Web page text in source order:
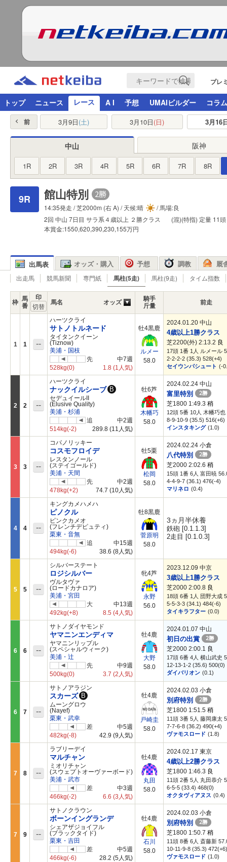
プレ
トップ ニュース レース A I 予想 UMAIビルダー コラム
前 3月9日(土) 3月10日(日) 3月16
中山 阪神
1R 2R 3R 4R 5R 6R 7R 8R
9R 館山特別
14:35発走 /芝2000m (右 A) / 天候:晴
/ 馬場:良
2回 中山 7日目 サラ系４歳以上 ２勝クラス (混)(特指) 定量 11頭
本賞金:1550,620,390,230,155万円
出馬表 オッズ・購入 予想 調教 厩
出走馬 競馬新聞 専門紙 馬柱(5走) 馬柱(9走) タイム指数
枠 馬
番
印
馬名 オッズ
騎手
斤量
前走
1 1 --
ハーツクライ
サトノトルネード
タイタンクイーン
(Tiznow)
美浦・国枝
先
中7週
528kg(0) 1.8 (1人気)
牡4黒鹿
ルメー
58.0
2024.01.20 中山
4歳以上1勝クラス
芝2200(外) 2:13.2 良
17頭 1番 1人 ルメール
2-2-2-2 (35.3) 528(+4)
セイウンパシュート (-
2 2 --
ハーツクライ
ナックイルシーブ B
セデュイールII
(Elusive Quality)
美浦・杉浦
追
中2週
514kg(-2) 289.8 (11人気)
牡6芦
木幡巧
58.0
2024.02.24 中山
富里特別 2勝
芝1800 1:49.3 稍
12頭 5番 10人 木幡巧也
8-9-10-9 (35.5) 516(+6)
インスタキング (1.0)
3 3 --
コパノリッキー
コスモフロイデ
レスタンノール
(ステイゴールド)
美浦・天間
先
中2週
478kg(+2) 74.7 (10人気)
牡5栗
松岡
58.0
2024.02.24 小倉
八代特別 2勝
芝2000 2:02.6 稍
15頭 1番 6人 富田暁
4-4-9-7 (36.1) 476(-4)
マリネロ (0.4)
4 4 --
キングカメハメハ
ピノクル
ピンクカメオ
(フレンチデピュティ)
栗東・音無
追
中15週
494kg(-6) 38.6 (8人気)
牡8黒鹿
菅原明
58.0
3ヵ月半休養
鉄砲 [0.1.1.3]
2走目 [0.1.0.3]
5 5 --
シルバーステート
ロジシルバー
ヴルタヴァ
(ロードカナロア)
美浦・宮田
大
中13週
492kg(+8) 8.5 (4人気)
牝4芦
永野
56.0
2023.12.09 中京
3歳以上1勝クラス
芝2000 2:00.8 良
18頭 6番 1人 団野大成
5-5-3-3 (34.1) 484(-6)
タイキラフター (0.0)
6 6 --
サトノダイヤモンド
ヤマニンエンディマ
ヤマニンリップル
(スペシャルウィーク)
美浦・辻
先
中9週
500kg(0) 3.7 (2人気)
牡4鹿
大野
58.0
2024.01.07 中山
初日の出賞 2勝
芝2000 2:00.1 良
17頭 6番 4人 横山武史
12-13-1-2 (35.6) 500(0)
ダイバリオン (0.1)
6 7 --
サトノアラジン
スカーズ B
ムーングロウ
(Nayef)
栗東・武幸
差
中5週
482kg(-8) 42.9 (9人気)
牡4鹿
戸崎圭
58.0
2024.02.03 小倉
別府特別 2勝
芝1800 1:51.5 稍
11頭 3番 5人 藤岡康太
7-7-6-8 (36.2) 490(+4)
ヴァモスロード (1.8)
7 8 --
ラブリーデイ
マルチャン
ミオリチャン
(スウェプトオーヴァーボード)
美浦・武市
差
中3週
466kg(-2) 6.6 (3人気)
牡4鹿
丸田
58.0
2024.02.17 東京
4歳以上2勝クラス
芝1800 1:46.3 良
11頭 2番 5人 丸田恭介
6-5-5 (33.4) 468(0)
オクタヴィアヌス (0.4)
7 9 --
サトノクラウン
ボーンイングランデ
シェアザジョイフル
(ブラックタイド)
栗東・吉田
差
中5週
466kg(-6) 28.2 (5人気)
牡4鹿
石川
58.0
2024.02.03 小倉
別府特別 2勝
芝1800 1:50.7 稍
11頭 8番 6人 斎藤新
10-11-9-8 (35.3) 472(+6)
ヴァモスロード (1.0)